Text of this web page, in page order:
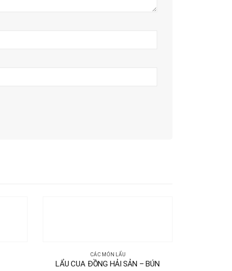
CÁC MÓN LẨU
LẨU CUA ĐỒNG HẢI SẢN – BÚN